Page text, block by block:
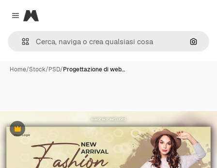
Close menu
Magnific
Cerca
Home/Stock/PSD/Progettazione di web…
Premium